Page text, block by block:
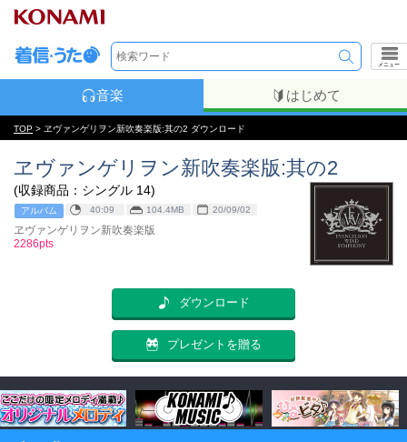
メニュー
音楽 はじめて
TOP > ヱヴァンゲリヲン新吹奏楽版:其の2 ダウンロード
ヱヴァンゲリヲン新吹奏楽版:其の2
(収録商品：シングル 14)
アルバム 40:09 104.4MB 20/09/02
ヱヴァンゲリヲン新吹奏楽版
2286pts
ダウンロード
プレゼントを贈る